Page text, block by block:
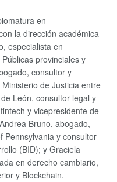
en
la dirección académica
especialista en
provinciales y
consultor y
de Justicia entre
León, consultor legal y
y vicepresidente de
Bruno, abogado,
Pennsylvania y consultor
(BID); y Graciela
en derecho cambiario,
y Blockchain.